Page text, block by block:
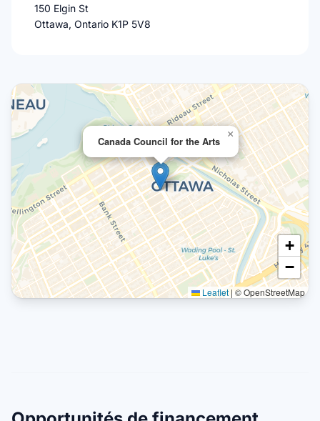
150 Elgin St
Ottawa, Ontario K1P 5V8
Canada Council for the Arts
×
+
−
Leaflet | © OpenStreetMap